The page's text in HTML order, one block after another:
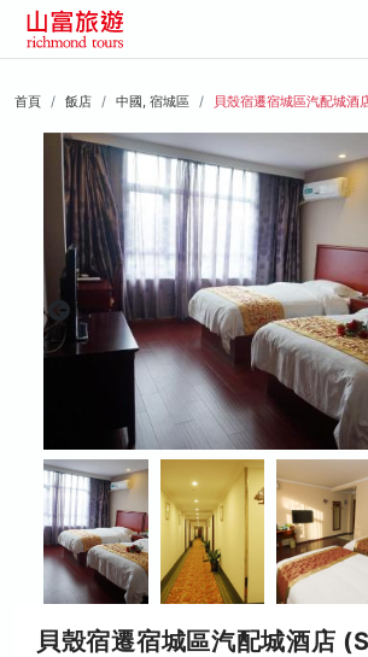
首頁 飯店 中國, 宿城區 貝殼宿遷宿城區汽配城酒
貝殼宿遷宿城區汽配城酒店